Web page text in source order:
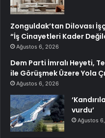
Zonguldak’tan Dilovası
“İş Cinayetleri Kader
Ağustos 6, 2026
Dem Parti İmralı Heyeti,
ile Görüşmek Üzere Yola
Ağustos 6, 2026
vurdu’
Ağustos